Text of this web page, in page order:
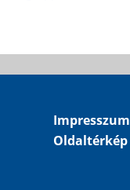
Impresszum
Oldaltérkép